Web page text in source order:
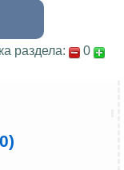
раздела: 0